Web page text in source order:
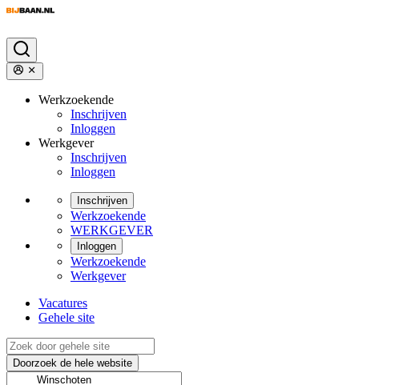
Werkzoekende
Inschrijven
Inloggen
Werkgever
Inschrijven
Inloggen
Inschrijven
Werkzoekende
WERKGEVER
Inloggen
Werkzoekende
Werkgever
Vacatures
Gehele site